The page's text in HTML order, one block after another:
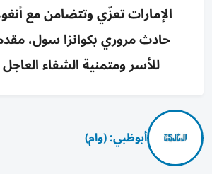
الإمارات تعزّي وتتضامن مع
حادث مروري بكوانزا سول،
للأسر ومتمنية الشفاء
أبوظبي: (وام)